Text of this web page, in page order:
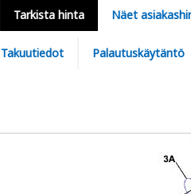
Tarkista hinta Näet
Takuutiedot Palautuskäytäntö